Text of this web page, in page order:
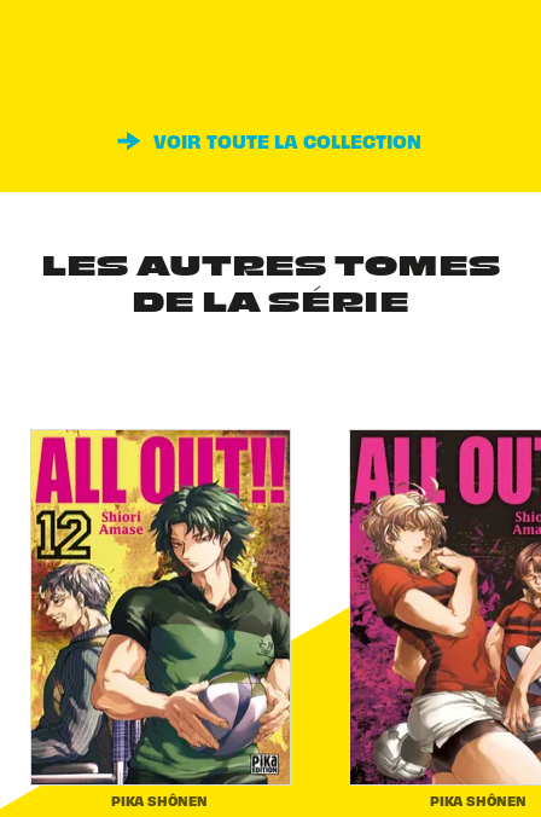
VOIR TOUTE LA COLLECTION
LES AUTRES TOMES
DE LA SÉRIE
PIKA SHÔNEN PIKA SHÔNEN